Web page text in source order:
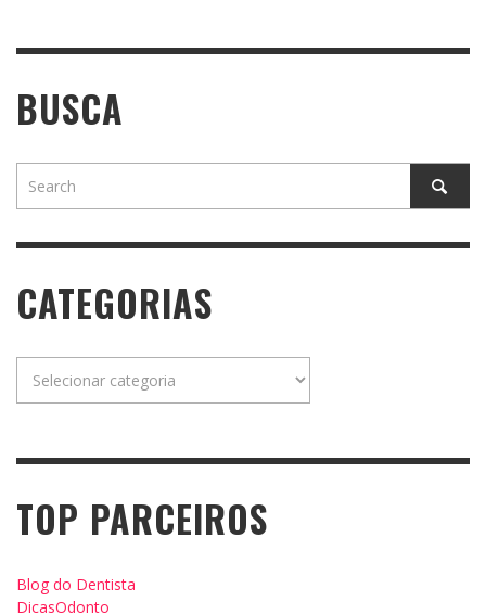
BUSCA
CATEGORIAS
TOP PARCEIROS
Blog do Dentista
DicasOdonto